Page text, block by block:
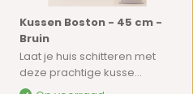
Kussen Boston - 45 cm -
Bruin
Laat je huis schitteren met
deze prachtige kusse...